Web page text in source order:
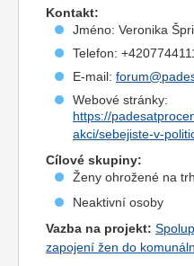
Kontakt:
Jméno: Veronika
Telefon:
E-mail:
Webové stránky:
https://
akci/sebejiste-v-
Cílové skupiny:
Ženy ohrožené na
Neaktivní osoby
Vazba na projekt:
zapojení žen do